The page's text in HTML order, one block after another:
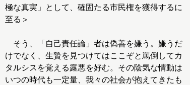
極な真実」として、確固たる市民権を獲得するに
至る＞
そう、「自己責任論」者は偽善を嫌う。嫌うだ
けでなく、生贄を見つけてはここぞと罵倒してカ
タルシスを覚える露悪を好む。その陰気な情動は
いつの時代も一定量、我々の社会が抱えてきたも